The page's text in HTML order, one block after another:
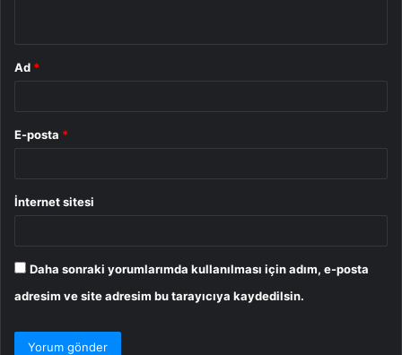
Ad *
E-posta *
İnternet sitesi
Daha sonraki yorumlarımda kullanılması için adım, e-posta
adresim ve site adresim bu tarayıcıya kaydedilsin.